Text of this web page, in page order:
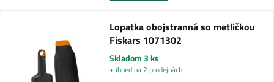
Lopatka obojstranná so metličkou
Fiskars 1071302
Skladom 3 ks
+ ihned na 2 prodejnách